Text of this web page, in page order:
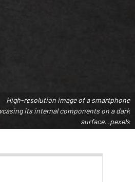
High-resolution image of a smartphone
its internal components on a dark
surface. .pexels